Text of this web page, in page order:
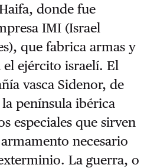
donde fue
IMI (Israel
que fabrica armas y
ejército israelí. El
vasca Sidenor, de
península ibérica
especiales que sirven
necesario
La guerra, o